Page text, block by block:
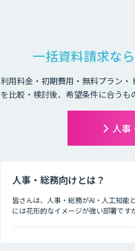
一括資料請求な
利用料金・初期費用・無料プラン
を比較・検討後、希望条件に合うも
人事
人事・総務向けとは？
皆さんは、人事・総務がAI・人工知能
には花形的なイメージが強い部署で